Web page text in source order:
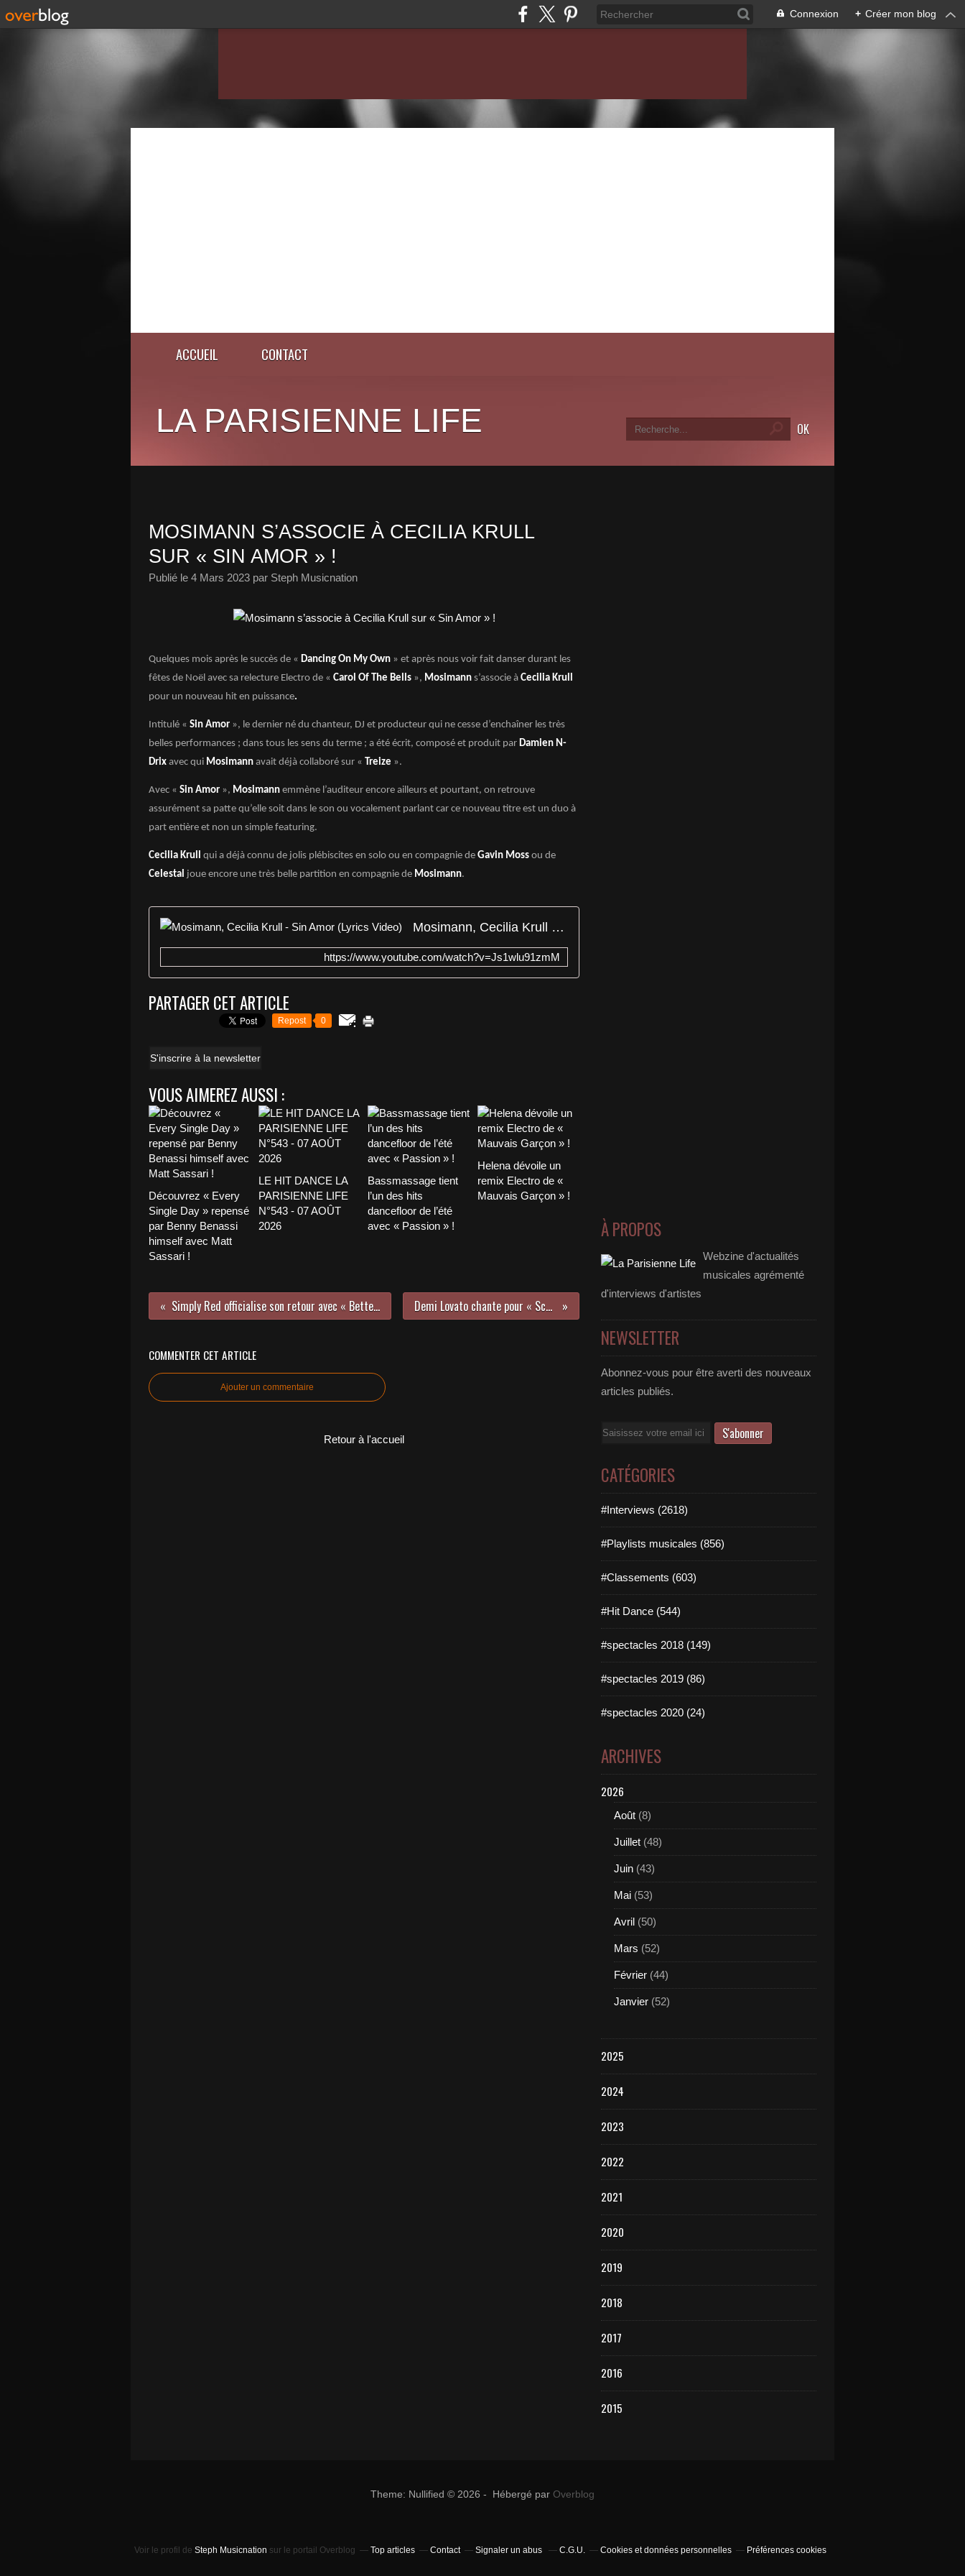
Connexion + Créer mon blog
ACCUEIL CONTACT
LA PARISIENNE LIFE
MOSIMANN S’ASSOCIE À CECILIA KRULL
SUR « SIN AMOR » !
Publié le 4 Mars 2023 par Steph Musicnation
Quelques mois après le succès de « Dancing On My Own » et après nous voir fait danser durant les
fêtes de Noël avec sa relecture Electro de « Carol Of The Bells », Mosimann s’associe à Cecilia Krull
pour un nouveau hit en puissance.
Intitulé « Sin Amor », le dernier né du chanteur, DJ et producteur qui ne cesse d’enchaîner les très
belles performances ; dans tous les sens du terme ; a été écrit, composé et produit par Damien N-
Drix avec qui Mosimann avait déjà collaboré sur « Treize ».
Avec « Sin Amor », Mosimann emmène l’auditeur encore ailleurs et pourtant, on retrouve
assurément sa patte qu’elle soit dans le son ou vocalement parlant car ce nouveau titre est un duo à
part entière et non un simple featuring.
Cecilia Krull qui a déjà connu de jolis plébiscites en solo ou en compagnie de Gavin Moss ou de
Celestal joue encore une très belle partition en compagnie de Mosimann.
Mosimann, Cecilia Krull - Sin Amor (Lyrics Video)
https://www.youtube.com/watch?v=Js1wlu91zmM
PARTAGER CET ARTICLE
Repost 0
S'inscrire à la newsletter
VOUS AIMEREZ AUSSI :
Découvrez « Every
Single Day » repensé
par Benny Benassi
himself avec Matt
Sassari !
LE HIT DANCE LA
PARISIENNE LIFE
N°543 - 07 AOÛT
2026
Bassmassage tient
l’un des hits
dancefloor de l’été
avec « Passion » !
Helena dévoile un
remix Electro de «
Mauvais Garçon » !
Simply Red officialise son retour avec « Better With You » ! Demi Lovato chante pour « Scream VI » !
COMMENTER CET ARTICLE
Ajouter un commentaire
Retour à l'accueil
À PROPOS
Webzine d'actualités
musicales agrémenté
d'interviews d'artistes
NEWSLETTER
Abonnez-vous pour être averti des nouveaux
articles publiés.
Email
CATÉGORIES
#Interviews (2618)
#Playlists musicales (856)
#Classements (603)
#Hit Dance (544)
#spectacles 2018 (149)
#spectacles 2019 (86)
#spectacles 2020 (24)
ARCHIVES
2026
Août (8)
Juillet (48)
Juin (43)
Mai (53)
Avril (50)
Mars (52)
Février (44)
Janvier (52)
2025
2024
2023
2022
2021
2020
2019
2018
2017
2016
2015
Theme: Nullified © 2026 - Hébergé par Overblog
Voir le profil de Steph Musicnation sur le portail Overblog Top articles Contact Signaler un abus C.G.U. Cookies et données personnelles Préférences cookies